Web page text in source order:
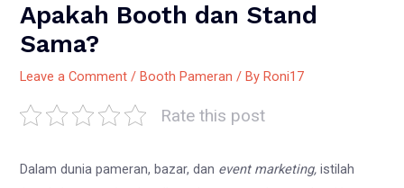
Apakah Booth dan Stand
Sama?
Leave a Comment / Booth Pameran / By Roni17
Rate this post
Dalam dunia pameran, bazar, dan event marketing,istilah